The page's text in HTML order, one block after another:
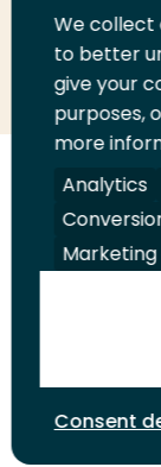
Deel
LinkedIn
Deel
op
Volg
ons
op
LinkedIn
Volg
ons
op
ons
op
Juridisch
We collect
to better
give your
purposes,
more
Analytics
Consent